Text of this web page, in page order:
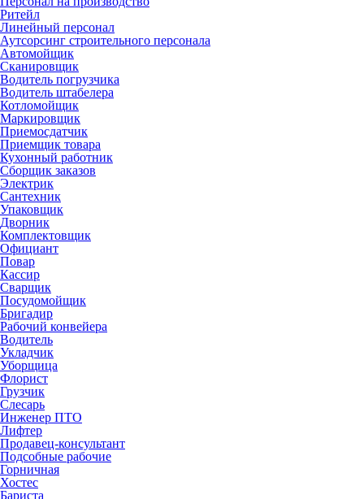
Ритейл
Линейный персонал
Аутсорсинг строительного персонала
Автомойщик
Сканировщик
Водитель погрузчика
Водитель штабелера
Котломойщик
Маркировщик
Приемосдатчик
Приемщик товара
Кухонный работник
Сборщик заказов
Электрик
Сантехник
Упаковщик
Дворник
Комплектовщик
Официант
Повар
Кассир
Сварщик
Посудомойщик
Бригадир
Рабочий конвейера
Водитель
Укладчик
Уборщица
Флорист
Грузчик
Слесарь
Инженер ПТО
Лифтер
Продавец-консультант
Подсобные рабочие
Горничная
Хостес
Бариста